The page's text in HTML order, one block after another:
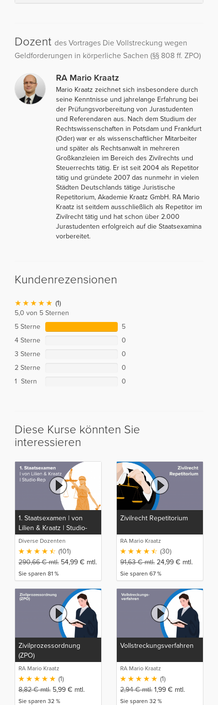
Dozent des Vortrages Die Vollstreckung wegen
Geldforderungen in körperliche Sachen (§§ 808 ff. ZPO)
RA Mario Kraatz
Mario Kraatz zeichnet sich insbesondere durch
seine Kenntnisse und jahrelange Erfahrung bei
der Prüfungsvorbereitung von Jurastudenten
und Referendaren aus. Nach dem Studium der
Rechtswissenschaften in Potsdam und Frankfurt
(Oder) war er als wissenschaftlicher Mitarbeiter
und später als Rechtsanwalt in mehreren
Großkanzleien im Bereich des Zivilrechts und
Steuerrechts tätig. Er ist seit 2004 als Repetitor
tätig und gründete 2007 das nunmehr in vielen
Städten Deutschlands tätige Juristische
Repetitorium, Akademie Kraatz GmbH. RA Mario
Kraatz ist seitdem ausschließlich als Repetitor im
Zivilrecht tätig und hat schon über 2.000
Jurastudenten erfolgreich auf die Staatsexamina
vorbereitet.
Kundenrezensionen
(1)
5,0 von 5 Sternen
5 Sterne
5
4 Sterne
0
3 Sterne
0
2 Sterne
0
1 Stern
0
Diese Kurse könnten Sie
interessieren
1. Staatsexamen | von
Lilien & Kraatz | Studio-
Rep
Diverse Dozenten
(101)
290,66€mtl. 54,99 € mtl.
Sie sparen 81 %
Zivilrecht Repetitorium
RA Mario Kraatz
(30)
91,63€mtl. 24,99 € mtl.
Sie sparen 67 %
Zivilprozessordnung
(ZPO)
RA Mario Kraatz
(1)
8,82€mtl. 5,99 € mtl.
Sie sparen 32 %
Vollstreckungsverfahren
RA Mario Kraatz
(1)
2,94€mtl. 1,99 € mtl.
Sie sparen 32 %